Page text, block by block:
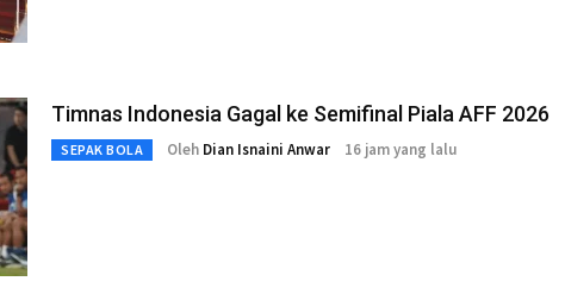
Timnas Indonesia Gagal ke Semifinal Piala AFF 2026
SEPAK BOLA Oleh Dian Isnaini Anwar 16 jam yang lalu